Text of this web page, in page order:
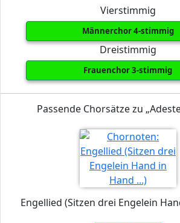
Vierstimmig
Männerchor 4-stimmig
Dreistimmig
Frauenchor 3-stimmig
Passende Chorsätze zu
Engellied (Sitzen drei Engelein